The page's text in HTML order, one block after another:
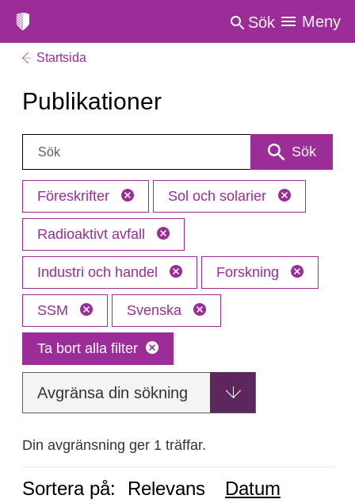
Sök Meny
Startsida
Publikationer
Sök: Sök
Föreskrifter Sol och solarier
Radioaktivt avfall
Industri och handel Forskning
SSM Svenska
Ta bort alla filter
Avgränsa din sökning
Din avgränsning ger 1 träffar.
Sortera på: Relevans Datum